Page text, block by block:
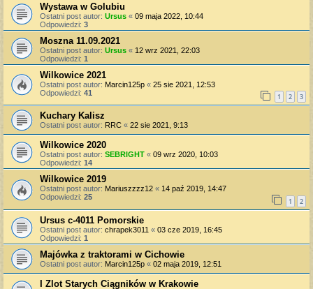
Wystawa w Golubiu
Ostatni post autor: Ursus « 09 maja 2022, 10:44
Odpowiedzi: 3
Moszna 11.09.2021
Ostatni post autor: Ursus « 12 wrz 2021, 22:03
Odpowiedzi: 1
Wilkowice 2021
Ostatni post autor: Marcin125p « 25 sie 2021, 12:53
Odpowiedzi: 41 1 2 3
Kuchary Kalisz
Ostatni post autor: RRC « 22 sie 2021, 9:13
Wilkowice 2020
Ostatni post autor: SEBRIGHT « 09 wrz 2020, 10:03
Odpowiedzi: 14
Wilkowice 2019
Ostatni post autor: Mariuszzzz12 « 14 paź 2019, 14:47
Odpowiedzi: 25 1 2
Ursus c-4011 Pomorskie
Ostatni post autor: chrapek3011 « 03 cze 2019, 16:45
Odpowiedzi: 1
Majówka z traktorami w Cichowie
Ostatni post autor: Marcin125p « 02 maja 2019, 12:51
I Zlot Starych Ciągników w Krakowie